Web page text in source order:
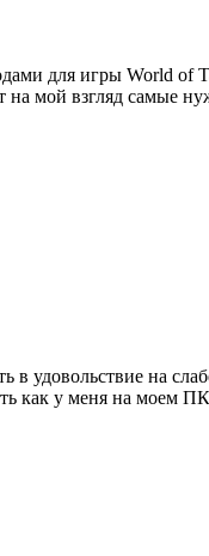
для игры World of
на мой взгляд
в удовольствие на
как у меня на